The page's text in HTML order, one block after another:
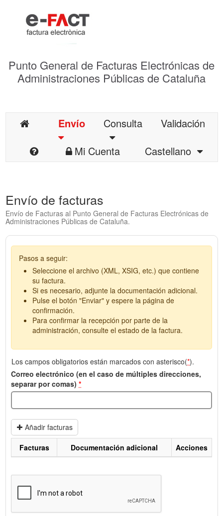
Punto General de Facturas Electrónicas de
Administraciones Públicas de Cataluña
Envío Consulta
Validación
Mi Cuenta
Castellano
Envío de facturas
Envío de Facturas al Punto General de Facturas Electrónicas de
Administraciones Públicas de Cataluña.
Pasos a seguir:
Seleccione el archivo (XML, XSIG, etc.) que contiene
su factura.
Si es necesario, adjunte la documentación adicional.
Pulse el botón "Enviar" y espere la página de
confirmación.
Para confirmar la recepción por parte de la
administración, consulte el estado de la factura.
Los campos obligatorios están marcados con asterisco(*).
Correo electrónico (en el caso de múltiples direcciones,
separar por comas) *
Añadir facturas
enviar.
Facturas Documentación adicional Acciones